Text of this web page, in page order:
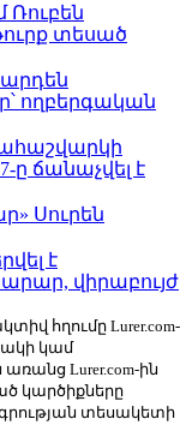
տեսած
արդեն
ողբերգական
ը ճանաչվել է
Սուրեն
է
վիրաբույժ
հղումը Lurer.com-
կամ
Lurer.com-ին
կարծիքները
տեսակետի